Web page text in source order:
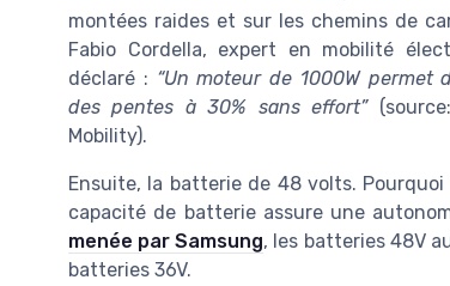
montées raides et sur les chemins de
Fabio Cordella, expert en mobilité
déclaré : “Un moteur de 1000W permet
des pentes à 30% sans effort”
Mobility).
Ensuite, la batterie de 48 volts.
capacité de batterie assure une
menée par Samsung, les batteries 48V
batteries 36V.